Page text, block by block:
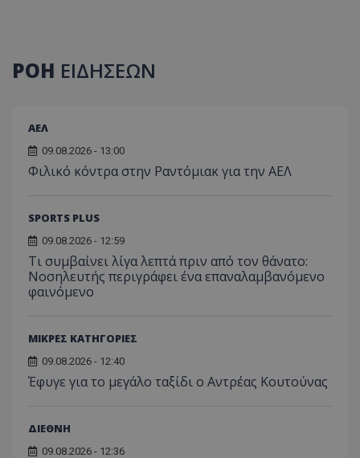
ΡΟΗ ΕΙΔΗΣΕΩΝ
ΑΕΛ
09.08.2026 - 13:00
Φιλικό κόντρα στην Ραντόμιακ για την ΑΕΛ
SPORTS PLUS
09.08.2026 - 12:59
Τι συμβαίνει λίγα λεπτά πριν από τον θάνατο:
Νοσηλευτής περιγράφει ένα επαναλαμβανόμενο
φαινόμενο
ΜΙΚΡΕΣ ΚΑΤΗΓΟΡΙΕΣ
09.08.2026 - 12:40
Έφυγε για το μεγάλο ταξίδι ο Αντρέας Κουτούνας
ΔΙΕΘΝΗ
09.08.2026 - 12:36